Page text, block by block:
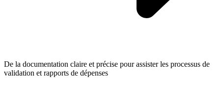
De la documentation claire et précise pour assister les processus de
validation et rapports de dépenses